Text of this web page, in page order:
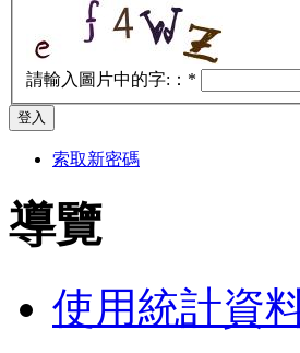
請輸入圖片中的字:： *
索取新密碼
導覽
使用統計資